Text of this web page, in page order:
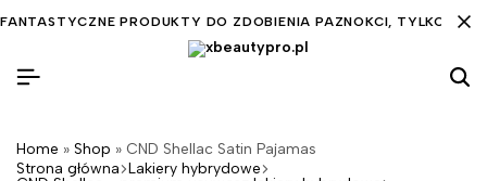
FANTASTYCZNE PRODUKTY DO ZDOBIENIA PAZNOKCI, TYLKO DLA
Home » Shop » CND Shellac Satin Pajamas
Strona główna Lakiery hybrydowe